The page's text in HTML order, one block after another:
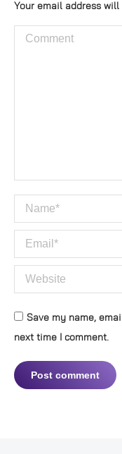
Your email address
Comment
Name *
Email *
Website
Save my name,
next time I comment.
Post comment